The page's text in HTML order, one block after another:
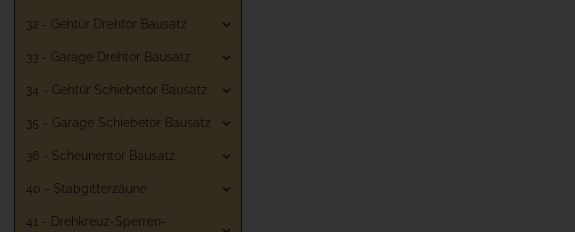
32 - Gehtür Drehtor Bausatz
33 - Garage Drehtor Bausatz
34 - Gehtür Schiebetor Bausatz
35 - Garage Schiebetor Bausatz
36 - Scheunentor Bausatz
40 - Stabgitterzäune
41 - Drehkreuz-Sperren-